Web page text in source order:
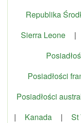
Republika
Sierra Leone
|
Posiadłości
Posiadłości
|
Kanada | St